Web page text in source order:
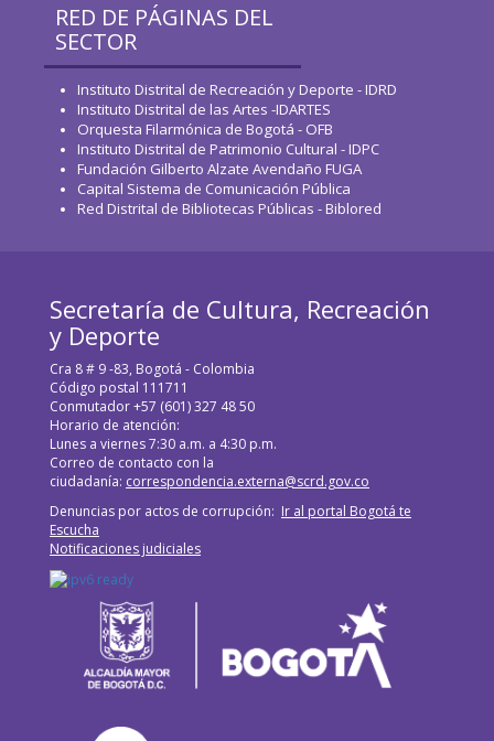
RED DE PÁGINAS DEL
SECTOR
Instituto Distrital de Recreación y Deporte - IDRD
Instituto Distrital de las Artes -IDARTES
Orquesta Filarmónica de Bogotá - OFB
Instituto Distrital de Patrimonio Cultural - IDPC
Fundación Gilberto Alzate Avendaño FUGA
Capital Sistema de Comunicación Pública
Red Distrital de Bibliotecas Públicas - Biblored
Secretaría de Cultura, Recreación
y Deporte
Cra 8 # 9 -83, Bogotá - Colombia
Código postal 111711
Conmutador +57 (601) 327 48 50
Horario de atención:
Lunes a viernes 7:30 a.m. a 4:30 p.m.
Correo de contacto con la
ciudadanía: correspondencia.externa@scrd.gov.co
Denuncias por actos de corrupción: Ir al portal Bogotá te
Escucha
Notificaciones judiciales